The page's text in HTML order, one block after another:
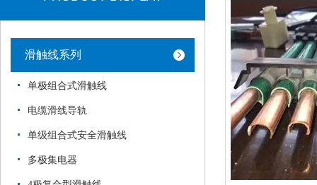
滑触线系列
单极组合式滑触线
电缆滑线导轨
单级组合式安全滑触线
多极集电器